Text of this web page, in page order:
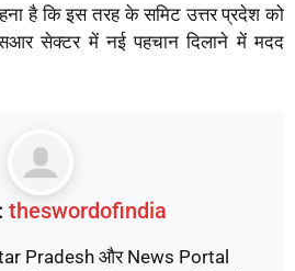
है कि इस तरह के समिट उत्तर प्रदेश को
सेक्टर में नई पहचान दिलाने में मदद
theswordofindia
Pradesh और News Portal